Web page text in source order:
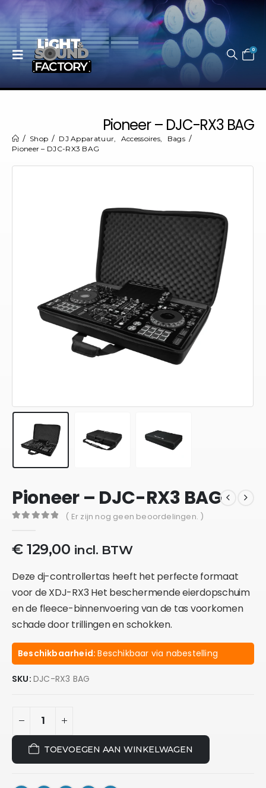
0
Pioneer – DJC-RX3 BAG
Shop DJ Apparatuur, Accessoires,
Bags
Pioneer – DJC-RX3 BAG
Pioneer – DJC-RX3 BAG
( Er zijn nog geen beoordelingen. )
€129,00 incl. BTW
Deze dj-controllertas heeft het perfecte formaat
voor de XDJ-RX3 Het beschermende eierdopschuim
en de fleece-binnenvoering van de tas voorkomen
schade door trillingen en schokken.
Beschikbaarheid:Beschikbaar via nabestelling
SKU: DJC-RX3 BAG
TOEVOEGEN AAN WINKELWAGEN